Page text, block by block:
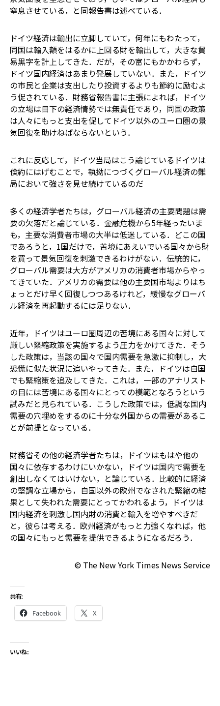
窒息させている，と同報告書は述べている．
ドイツ経済は輸出に立脚していて，何年にもわたって，
同国は輸入額をはるかに上回る財を輸出して，大きな貿
易黒字を計上してきた．だが，その富にもかかわらず，
ドイツ国内経済はあまり発展していない．また，ドイツ
の市民と企業は支出したり投資するよりも節約に励むよ
う促されている．財務省報告書に主張によれば，ドイツ
の立場は目下の経済情勢では無責任であり，同国の政策
は人々にもっと支出を促してドイツ以外のユーロ圏の景
気回復を助けねばならないという．
これに反応して，ドイツ当局はこう論じている――ドイツは
倹約にはげむことで，執拗につづくグローバル経済の難
局において強さを見せ続けているのだ
多くの経済学者たちは，グローバル経済の主要問題は需
要の欠落だと論じている．金融危機から5年経ったいま
も，主要な消費者市場の大半は低迷している．どこの国
であろうと，1国だけで，苦境にあえいでいる国々から財
を買って景気回復を刺激できるわけがない．伝統的に，
グローバル需要は大方がアメリカの消費者市場からやっ
てきていた．アメリカの需要は他の主要国市場よりはち
ょっとだけ早く回復しつつあるけれど，緩慢なグローバ
ル経済を再起動するには足りない．
近年，ドイツはユーロ圏周辺の苦境にある国々に対して
厳しい緊縮政策を実施するよう圧力をかけてきた．そう
した政策は，当該の国々で国内需要を急激に抑制し，大
恐慌に似た状況に追いやってきた．また，ドイツは自国
でも緊縮策を追及してきた．これは，一部のアナリスト
の目には苦境にある国々にとっての模範となろうという
試みだと見られている．こうした政策では，低調な国内
需要の穴埋めをするのに十分な外国からの需要があるこ
とが前提となっている．
財務省その他の経済学者たちは，ドイツはもはや他の
国々に依存するわけにいかない，ドイツは国内で需要を
創出しなくてはいけない，と論じている．比較的に経済
の堅調な立場から，自国以外の欧州でなされた緊縮の結
果として失われた需要にとってかわれるよう，ドイツは
国内経済を刺激し国内財の消費と輸入を増やすべきだ
と，彼らは考える．欧州経済がもっと力強くなれば，他
の国々にもっと需要を提供できるようになるだろう．
© The New York Times News Service
共有:
Facebook X
いいね: